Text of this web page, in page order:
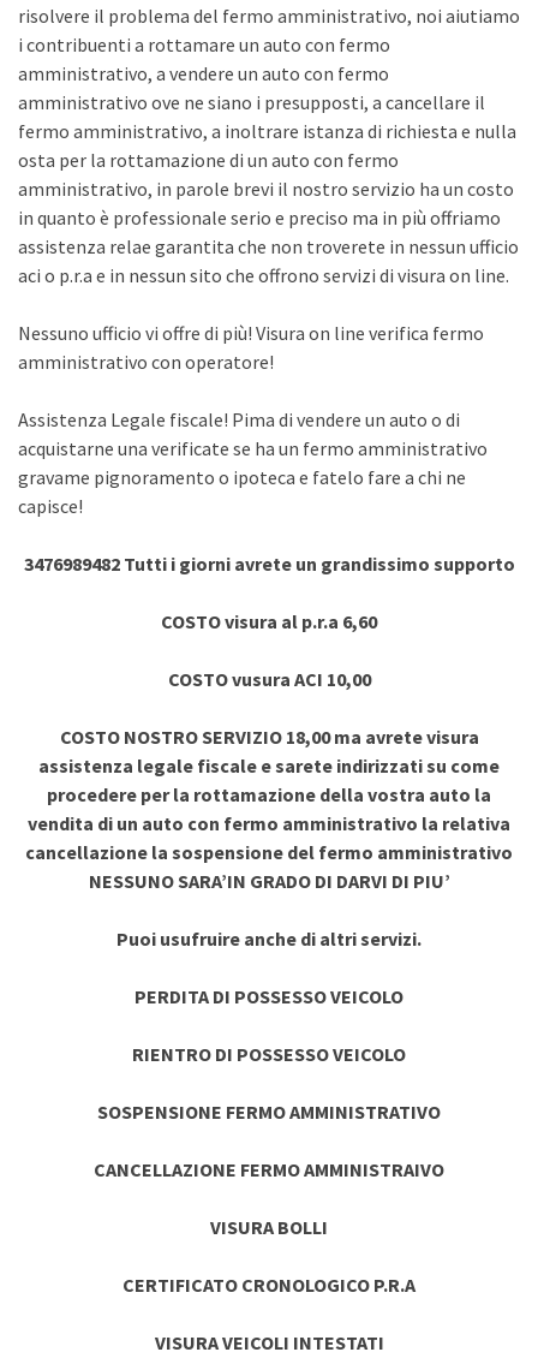
risolvere il problema del fermo amministrativo, noi aiutiamo
i contribuenti a rottamare un auto con fermo
amministrativo, a vendere un auto con fermo
amministrativo ove ne siano i presupposti, a cancellare il
fermo amministrativo, a inoltrare istanza di richiesta e nulla
osta per la rottamazione di un auto con fermo
amministrativo, in parole brevi il nostro servizio ha un costo
in quanto è professionale serio e preciso ma in più offriamo
assistenza relae garantita che non troverete in nessun ufficio
aci o p.r.a e in nessun sito che offrono servizi di visura on line.
Nessuno ufficio vi offre di più! Visura on line verifica fermo
amministrativo con operatore!
Assistenza Legale fiscale! Pima di vendere un auto o di
acquistarne una verificate se ha un fermo amministrativo
gravame pignoramento o ipoteca e fatelo fare a chi ne
capisce!
3476989482 Tutti i giorni avrete un grandissimo supporto
COSTO visura al p.r.a 6,60
COSTO vusura ACI 10,00
COSTO NOSTRO SERVIZIO 18,00 ma avrete visura
assistenza legale fiscale e sarete indirizzati su come
procedere per la rottamazione della vostra auto la
vendita di un auto con fermo amministrativo la relativa
cancellazione la sospensione del fermo amministrativo
NESSUNO SARA’IN GRADO DI DARVI DI PIU’
Puoi usufruire anche di altri servizi.
PERDITA DI POSSESSO VEICOLO
RIENTRO DI POSSESSO VEICOLO
SOSPENSIONE FERMO AMMINISTRATIVO
CANCELLAZIONE FERMO AMMINISTRAIVO
VISURA BOLLI
CERTIFICATO CRONOLOGICO P.R.A
VISURA VEICOLI INTESTATI